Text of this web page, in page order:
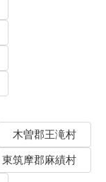
木曽郡王滝村
東筑摩郡麻績村